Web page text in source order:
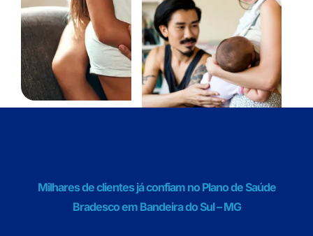
Milhares de clientes já confiam no Plano de Saúde
Bradesco em Bandeira do Sul – MG